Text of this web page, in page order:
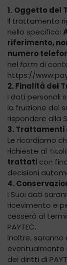
1. Oggetto del
Il trattamento
nello specifico:
riferimento,
numero
nel form di
https://
2. Finalità del
I dati personali
la fruizione del
rispondere alla
3.
Le ricordiamo
richieste al
trattati con
decisioni
4.
I Suoi dati
ricevimento e
cesserà al
PAYTEC.
Inoltre,
eventualmente
dei diritti di